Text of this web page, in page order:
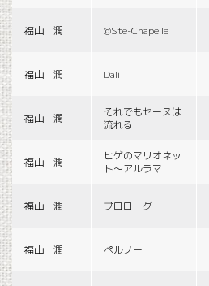
福山 潤 @Ste-Chapelle
福山 潤 Dali
福山 潤
それでもセーヌは
流れる
福山 潤
ヒゲのマリオネッ
ト〜アルラマ
福山 潤 プロローグ
福山 潤 ペルノー